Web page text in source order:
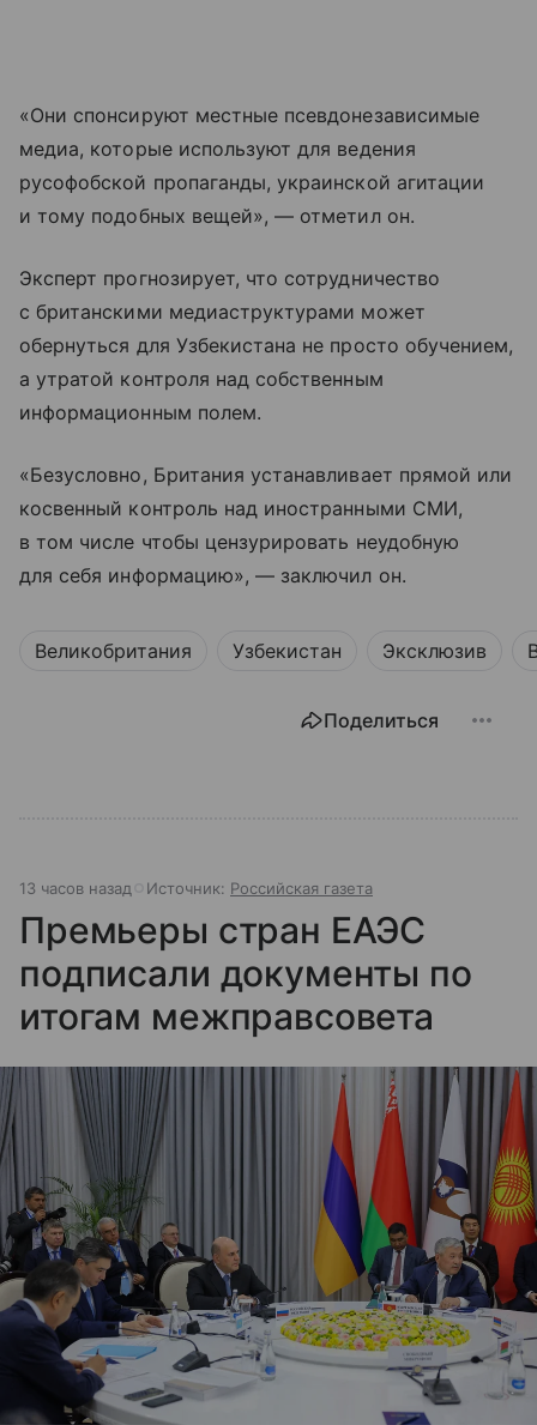
«Они спонсируют местные псевдонезависимые
медиа, которые используют для ведения
русофобской пропаганды, украинской агитации
и тому подобных вещей», — отметил он.
Эксперт прогнозирует, что сотрудничество
с британскими медиаструктурами может
обернуться для Узбекистана не просто обучением,
а утратой контроля над собственным
информационным полем.
«Безусловно, Британия устанавливает прямой или
косвенный контроль над иностранными СМИ,
в том числе чтобы цензурировать неудобную
для себя информацию», — заключил он.
Великобритания Узбекистан Эксклюзив
Поделиться
13 часов назад Источник: Российская газета
Премьеры стран ЕАЭС
подписали документы по
итогам межправсовета